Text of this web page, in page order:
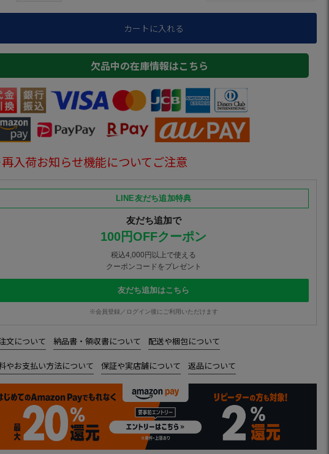
カートに入れる
欠品中の在庫情報はこちら
入荷お知らせ機能についてご注意
LINE友だち追加特典
友だち追加で
100円OFFクーポン
税込4,000円以上で使える
クーポンコードをプレゼント
友だち追加はこちら
※会員登録／ログイン後にご利用いただけます
文について 納品書・領収書について 配送や梱包について
やお支払い方法について 保証や実店舗について 返品について